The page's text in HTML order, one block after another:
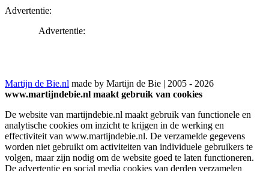
Advertentie:
Advertentie:
Martijn de Bie.nl made by Martijn de Bie | 2005 - 2026
www.martijndebie.nl maakt gebruik van cookies
De website van martijndebie.nl maakt gebruik van functionele en
analytische cookies om inzicht te krijgen in de werking en
effectiviteit van www.martijndebie.nl. De verzamelde gegevens
worden niet gebruikt om activiteiten van individuele gebruikers te
volgen, maar zijn nodig om de website goed te laten functioneren.
De advertentie en social media cookies van derden verzamelen